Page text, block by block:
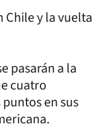
Chile y la vuelta
pasarán a la
cuatro
en sus